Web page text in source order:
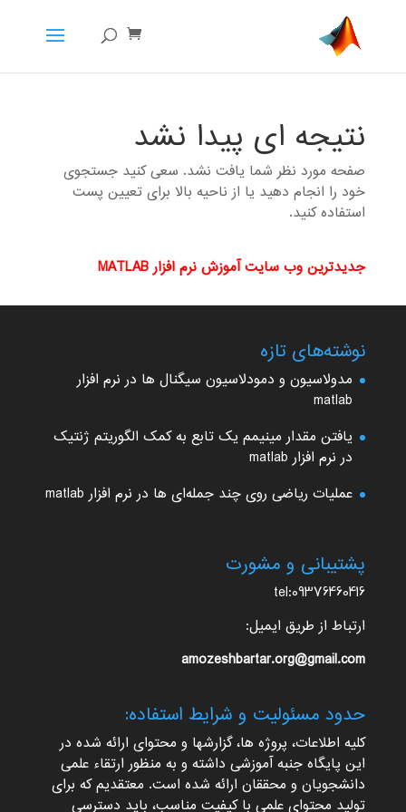
نتیجه ای پیدا نشد
صفحه مورد نظر شما یافت نشد. سعی کنید جستجوی
خود را انجام دهید یا از ناحیه بالا برای تعیین پست
استفاده کنید.
جدیدترین وب سایت آموزش نرم افزار MATLAB
نوشته‌های تازه
مدولاسیون و دمودلاسیون سیگنال ها در نرم افزار
matlab
یافتن مقدار مینیمم یک تابع به کمک الگوریتم ژنتیک
در نرم افزار matlab
عملیات ریاضی روی چند جمله‌ای ها در نرم افزار matlab
پشتیبانی و مشورت
tel:09376460416
ارتباط از طریق ایمیل:
amozeshbartar.org@gmail.com
حدود مسئولیت و شرایط استفاده:
کلیه اطلاعات، پروژه ها، گزارشها و محتوای ارائه شده در
این پایگاه جنبه آموزشی داشته و به منظور ارتقاء علمی
دانشجویان و محققان ارائه شده است. معتقدیم که برای
تولید محتوای علمی با کیفیت مناسب، باید دسترسی